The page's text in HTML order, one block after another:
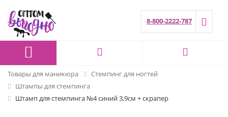
8-800-2222-787
Товары для маникюра
Стемпинг для ногтей
Штампы для стемпинга
Штамп для стемпинга №4 синий 3,9см + скрапер